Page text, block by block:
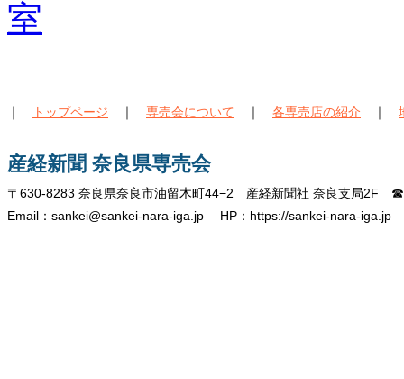
｜ トップページ ｜ 専売会について ｜ 各専売店の紹介 ｜
産経新聞 奈良県専売会
〒630-8283 奈良県奈良市油留木町44−2 産経新聞社 奈良支局2F
Email：sankei@sankei-nara-iga.jp HP：https://sankei-nara-iga.jp